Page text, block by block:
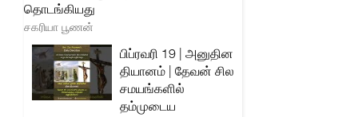
தொடங்கியது
சகரியா பூணன்
பிப்ரவரி 19 | அனுதின
தியானம் | தேவன் சில
சமயங்களில்
தம்முடைய